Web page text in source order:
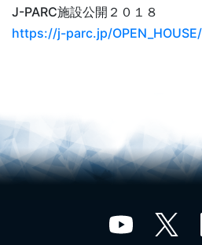
J-PARC施設公開２０１８
https://j-parc.jp/